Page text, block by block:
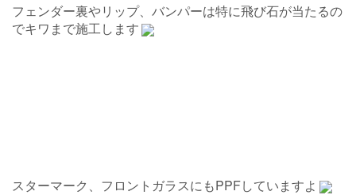
フェンダー裏やリップ、バンパーは特に飛び石が当たるの
でキワまで施工します
スターマーク、フロントガラスにもPPFしていますよ